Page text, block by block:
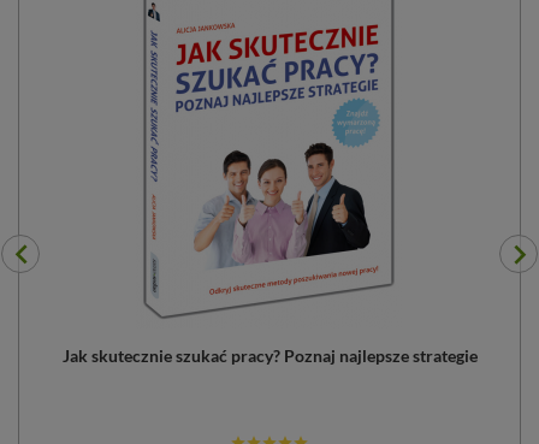
Jak skutecznie szukać pracy? Poznaj najlepsze strategie